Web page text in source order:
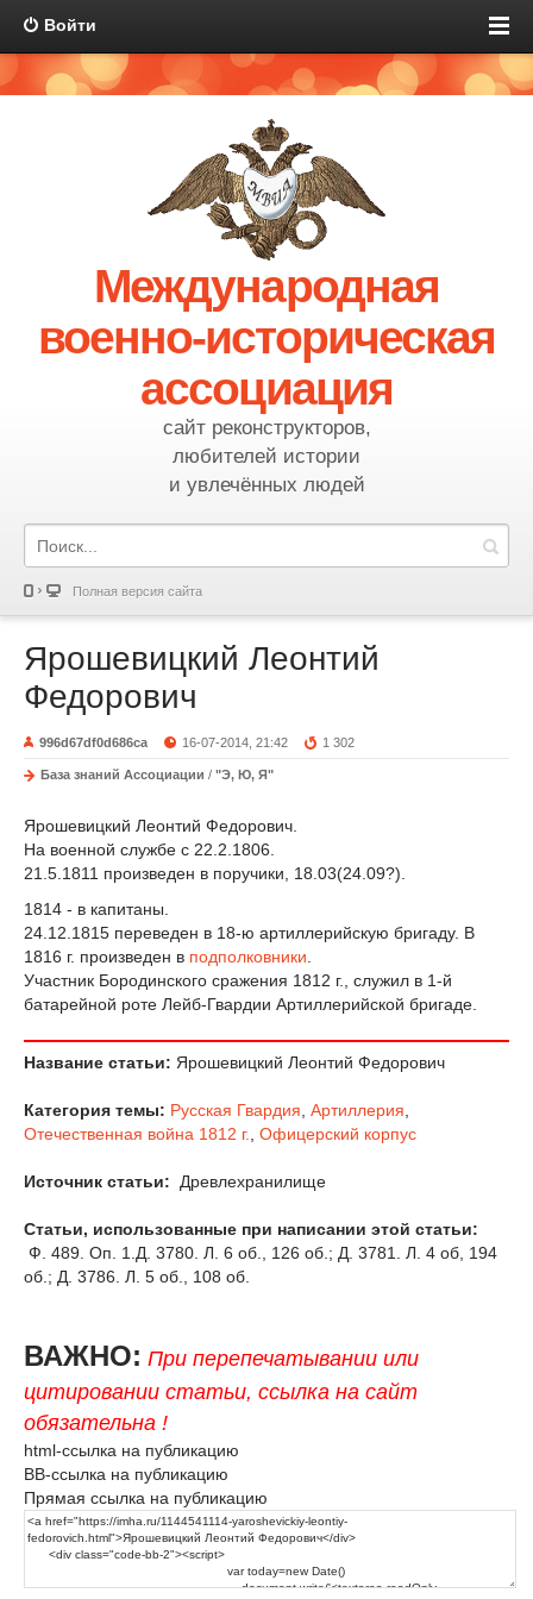
Войти
Международная
военно-историческая
ассоциация
сайт реконструкторов,
любителей истории
и увлечённых людей
Полная версия сайта
Ярошевицкий Леонтий
Федорович
996d67df0d686ca 16-07-2014, 21:42 1 302
База знаний Ассоциации / "Э, Ю, Я"
Ярошевицкий Леонтий Федорович.
На военной службе с 22.2.1806.
21.5.1811 произведен в поручики, 18.03(24.09?).
1814 - в капитаны.
24.12.1815 переведен в 18-ю артиллерийскую бригаду. В
1816 г. произведен в подполковники
Участник Бородинского сражения 1812 г., служил в 1-й
батарейной роте Лейб-Гвардии Артиллерийской бригаде.
Название статьи: Ярошевицкий Леонтий Федорович
Категория темы: Русская Гвардия Артиллерия
Отечественная война 1812 г.
Офицерский корпус
Источник статьи: Древлехранилище
Статьи, использованные при написании этой статьи:
Ф. 489. Оп. 1.Д. 3780. Л. 6 об., 126 об.; Д. 3781. Л. 4 об, 194
об.; Д. 3786. Л. 5 об., 108 об.
ВАЖНО: При перепечатывании или
цитировании статьи, ссылка на сайт
обязательна !
html-ссылка на публикацию
BB-ссылка на публикацию
Прямая ссылка на публикацию